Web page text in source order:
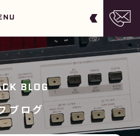
BLOG
ブログ